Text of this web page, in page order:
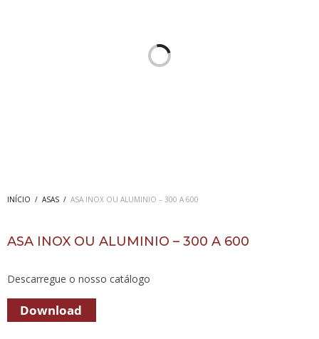
INÍCIO / ASAS / ASA INOX OU ALUMINIO – 300 A 600
ASA INOX OU ALUMINIO – 300 A 600
Descarregue o nosso catálogo